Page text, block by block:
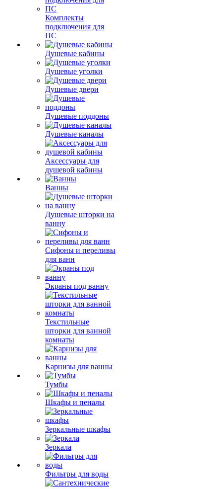
Комплекты
подключения для
ПС
Душевые кабины
Душевые уголки
Душевые двери
Душевые поддоны
Душевые каналы
Аксессуары для
душевой кабины
Ванны
Душевые шторки на
ванну
Сифоны и переливы
для ванн
Экраны под ванну
Текстильные
шторки для ванной
комнаты
Карнизы для ванны
Тумбы
Шкафы и пеналы
Зеркальные шкафы
Зеркала
Фильтры для воды